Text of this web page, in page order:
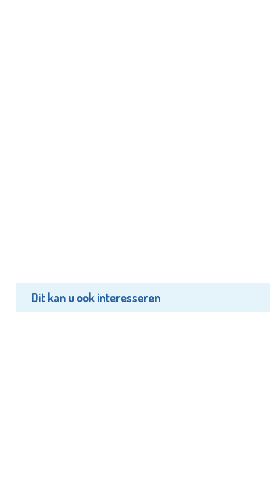
Dit kan u ook interesseren